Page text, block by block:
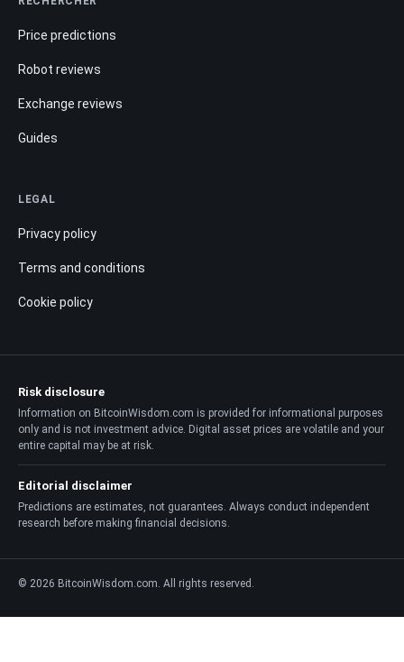
Price predictions
Robot reviews
Exchange reviews
Guides
LEGAL
Privacy policy
Terms and conditions
Cookie policy
Risk disclosure
Information on BitcoinWisdom.com is provided for informational purposes
only and is not investment advice. Digital asset prices are volatile and your
entire capital may be at risk.
Editorial disclaimer
Predictions are estimates, not guarantees. Always conduct independent
research before making financial decisions.
© 2026 BitcoinWisdom.com. All rights reserved.